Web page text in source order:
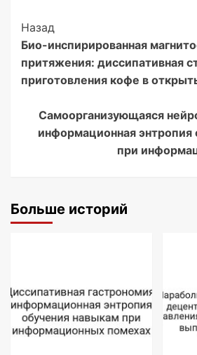
Post
Navigation
Назад
Био-инспирированная
притяжения: диссипативная
приготовления кофе в
Самоорганизующаяся
информационная энтропия
при
Больше историй